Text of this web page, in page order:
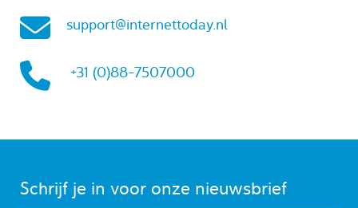
support@internettoday.nl
+31 (0)88-7507000
Schrijf je in voor onze nieuwsbrief